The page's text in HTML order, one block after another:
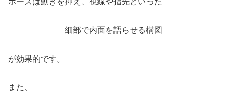
細部で内面を語らせる構図
が効果的です。
また、